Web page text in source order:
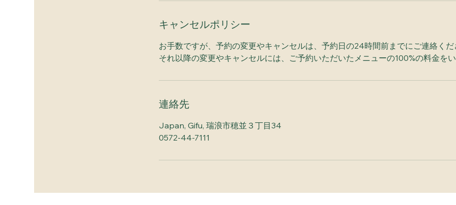
キャンセルポリシー
お手数ですが、予約の変更やキャンセルは、予約日の24時間前までにご連絡くだ
それ以降の変更やキャンセルには、ご予約いただいたメニューの100%の料金をい
連絡先
Japan, Gifu, 瑞浪市穂並３丁目34
0572-44-7111